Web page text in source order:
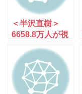
＜半沢直樹＞
6658.8万人が視
だ [Egg★]